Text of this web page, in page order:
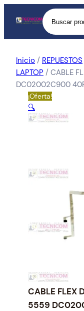
Buscar
Inicio / REPUESTOS
LAPTOP / CABLE
DC02002C900
¡Oferta!
🔍
CABLE FLEX
5559